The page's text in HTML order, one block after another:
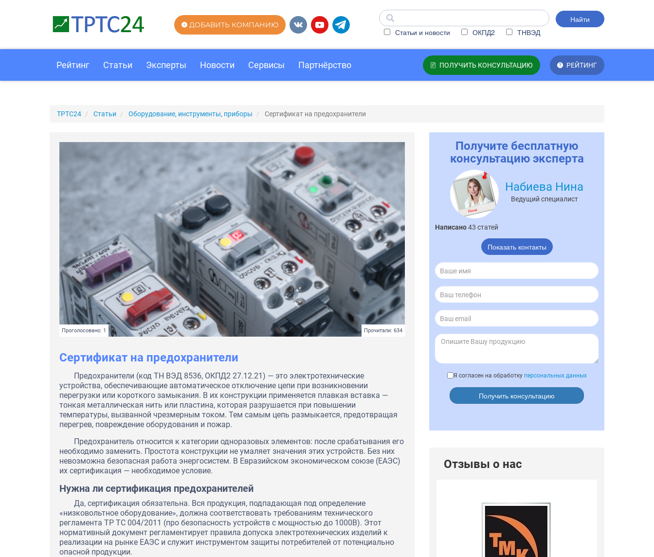
Найти
Статьи и новости
ОКПД2 ТНВЭД
ДОБАВИТЬ КОМПАНИЮ
ПОЛУЧИТЬ КОНСУЛЬТАЦИЮ РЕЙТИНГ
Рейтинг Статьи Эксперты Новости Сервисы Партнёрство
ТРТС24 Статьи Оборудование, инструменты, приборы Сертификат на предохранители
Проголосовано: 1 Прочитали: 634
Сертификат на предохранители
Предохранители (код ТН ВЭД 8536, ОКПД2 27.12.21) — это электротехнические
устройства, обеспечивающие автоматическое отключение цепи при возникновении
перегрузки или короткого замыкания. В их конструкции применяется плавкая вставка —
тонкая металлическая нить или пластина, которая разрушается при повышении
температуры, вызванной чрезмерным током. Тем самым цепь размыкается, предотвращая
перегрев, повреждение оборудования и пожар.
Предохранитель относится к категории одноразовых элементов: после срабатывания его
необходимо заменить. Простота конструкции не умаляет значения этих устройств. Без них
невозможна безопасная работа энергосистем. В Евразийском экономическом союзе (ЕАЭС)
их сертификация — необходимое условие.
Нужна ли сертификация предохранителей
Да, сертификация обязательна. Вся продукция, подпадающая под определение
«низковольтное оборудование», должна соответствовать требованиям технического
регламента ТР ТС 004/2011 (про безопасность устройств с мощностью до 1000В). Этот
нормативный документ регламентирует правила допуска электротехнических изделий к
реализации на рынке ЕАЭС и служит инструментом защиты потребителей от потенциально
опасной продукции.
Получите бесплатную
консультацию эксперта
Набиева Нина
Ведущий специалист
Написано43 статей
Показать контакты
Я согласен на обработку персональных данных
Получить консультацию
Отзывы о нас